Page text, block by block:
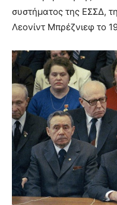
συστήματος της ΕΣΣΔ,
Λεονίντ Μπρέζνιεφ το